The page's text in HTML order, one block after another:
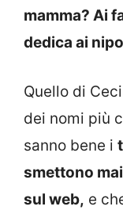
mamma? Ai
dedica ai
Quello di
dei nomi più
sanno bene i
smettono
sul web, e